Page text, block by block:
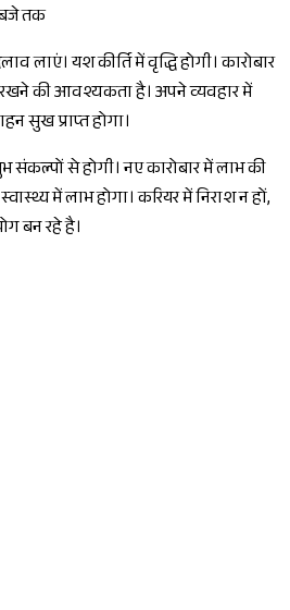
तक
लाएं। यश कीर्ति में वृद्धि होगी। कारोबार
की आवश्यकता है। अपने व्यवहार में
सुख प्राप्त होगा।
से होगी। नए कारोबार में लाभ की
में लाभ होगा। करियर में निराश न हों,
बन रहे है।